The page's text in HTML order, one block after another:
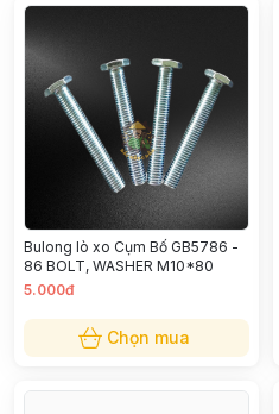
Bulong lò xo Cụm Bố GB5786 -
86 BOLT, WASHER M10*80
5.000đ
Chọn mua